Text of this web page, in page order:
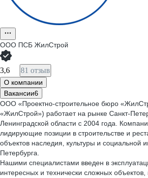
ООО ПСБ ЖилСтрой
3,6 81 отзыв
О компании
Вакансии6
ООО «Проектно-строительное бюро
«ЖилСтрой») работает на рынке Санкт-
Ленинградской области с 2004 года.
лидирующие позиции в строительстве и
объектов наследия, культуры и социальной
Петербурга.
Нашими специалистами введен в
интересных и технически сложных